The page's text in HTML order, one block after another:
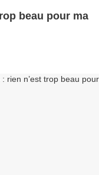
beau pour ma